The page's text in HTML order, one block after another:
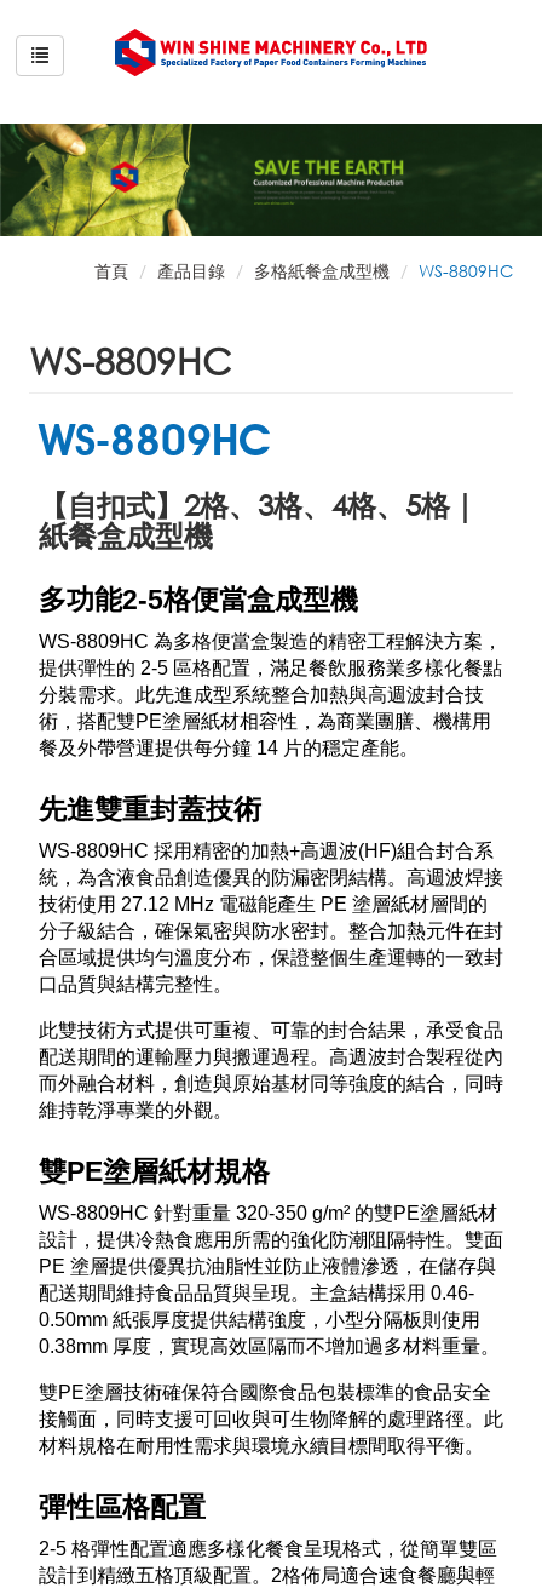
首頁 產品目錄 多格紙餐盒成型機 WS-8809HC
WS-8809HC
WS-8809HC
【自扣式】2格、3格、4格、5格｜
紙餐盒成型機
多功能2-5格便當盒成型機
WS-8809HC 為多格便當盒製造的精密工程解決方案，
提供彈性的 2-5 區格配置，滿足餐飲服務業多樣化餐點
分裝需求。此先進成型系統整合加熱與高週波封合技
術，搭配雙PE塗層紙材相容性，為商業團膳、機構用
餐及外帶營運提供每分鐘 14 片的穩定產能。​
先進雙重封蓋技術
WS-8809HC 採用精密的加熱+高週波(HF)組合封合系
統，為含液食品創造優異的防漏密閉結構。高週波焊接
技術使用 27.12 MHz 電磁能產生 PE 塗層紙材層間的
分子級結合，確保氣密與防水密封。整合加熱元件在封
合區域提供均勻溫度分布，保證整個生產運轉的一致封
口品質與結構完整性。​
此雙技術方式提供可重複、可靠的封合結果，承受食品
配送期間的運輸壓力與搬運過程。高週波封合製程從內
而外融合材料，創造與原始基材同等強度的結合，同時
維持乾淨專業的外觀。​
雙PE塗層紙材規格
WS-8809HC 針對重量 320-350 g/m² 的雙PE塗層紙材
設計，提供冷熱食應用所需的強化防潮阻隔特性。雙面
PE 塗層提供優異抗油脂性並防止液體滲透，在儲存與
配送期間維持食品品質與呈現。主盒結構採用 0.46-
0.50mm 紙張厚度提供結構強度，小型分隔板則使用
0.38mm 厚度，實現高效區隔而不增加過多材料重量。​
雙PE塗層技術確保符合國際食品包裝標準的食品安全
接觸面，同時支援可回收與可生物降解的處理路徑。此
材料規格在耐用性需求與環境永續目標間取得平衡。​
彈性區格配置
2-5 格彈性配置適應多樣化餐食呈現格式，從簡單雙區
設計到精緻五格頂級配置。2格佈局適合速食餐廳與輕